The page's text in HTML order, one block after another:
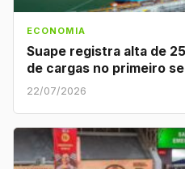
ECONOMIA
Suape registra alta de
de cargas no primeiro
22/07/2026